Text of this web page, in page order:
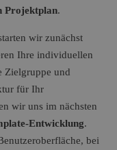
Projektplan.
wir zunächst
Ihre individuellen
Zielgruppe und
für Ihr
wir uns im nächsten
Entwicklung.
bei